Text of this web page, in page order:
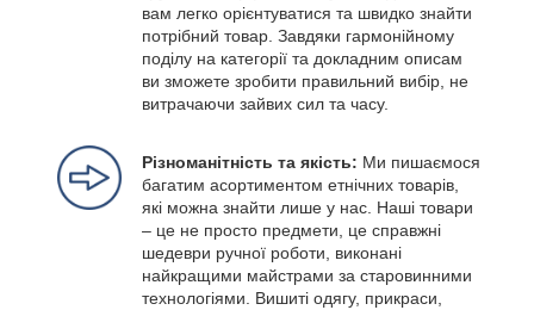
вам легко орієнтуватися та швидко знайти
потрібний товар. Завдяки гармонійному
поділу на категорії та докладним описам
ви зможете зробити правильний вибір, не
витрачаючи зайвих сил та часу.
Різноманітність та якість: Ми пишаємося
багатим асортиментом етнічних товарів,
які можна знайти лише у нас. Наші товари
– це не просто предмети, це справжні
шедеври ручної роботи, виконані
найкращими майстрами за старовинними
технологіями. Вишиті одягу, прикраси,